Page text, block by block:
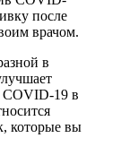
после
врачом.
в
COVID-19 в
которые вы